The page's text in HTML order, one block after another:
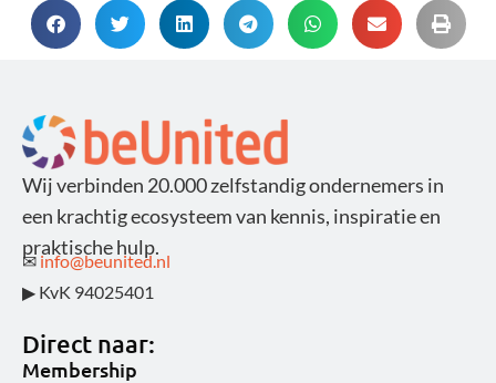
Landelijk
Partner
Wij verbinden 20.000 zelfstandig ondernemers in
een krachtig ecosysteem van kennis, inspiratie en
praktische hulp.
✉ info@beunited.nl
▶ KvK 94025401
Direct naar:
Membership